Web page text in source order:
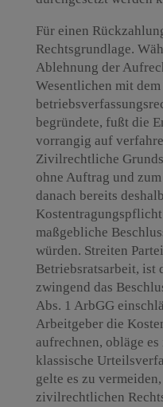
Für einen
Rechtsgrundlage.
Ablehnung der
Wesentlichen mit
begründete, fußt die
vorrangig auf
Zivilrechtliche
ohne Auftrag und
danach bereits
maßgebliche
würden. Streiten
Betriebsratsarbeit, ist
zwingend das
Abs. 1 ArbGG
Arbeitgeber die
aufrechnen, obläge
klassische
gelte es zu
zivilrechtlichen